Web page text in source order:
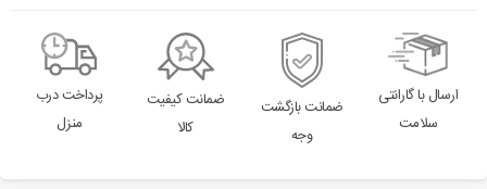
ارسال با گارانتی
سلامت
ضمانت بازگشت
وجه
ضمانت کیفیت
کالا
پرداخت درب
منزل